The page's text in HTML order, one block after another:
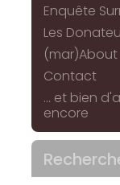
Enquête
Les
(mar)About
Contact
... et bien
encore